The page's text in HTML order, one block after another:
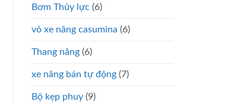
Bơm Thủy lực (6)
vỏ xe nâng casumina (6)
Thang nâng (6)
xe nâng bán tự động (7)
Bộ kẹp phuy (9)